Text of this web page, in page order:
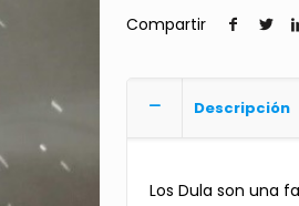
Compartir
Descripción
Los Dula son una